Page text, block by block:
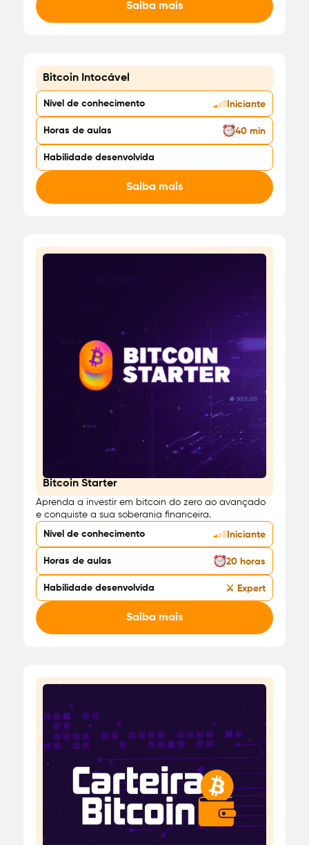
Saiba mais
Bitcoin Intocável
Nível de conhecimento Iniciante
Horas de aulas 40 min
Habilidade desenvolvida
Saiba mais
Bitcoin Starter
Aprenda a investir em bitcoin do zero ao avançado
e conquiste a sua soberania financeira.
Nível de conhecimento
Iniciante
Horas de aulas 20 horas
Habilidade desenvolvida ⚔️ Expert
Saiba mais